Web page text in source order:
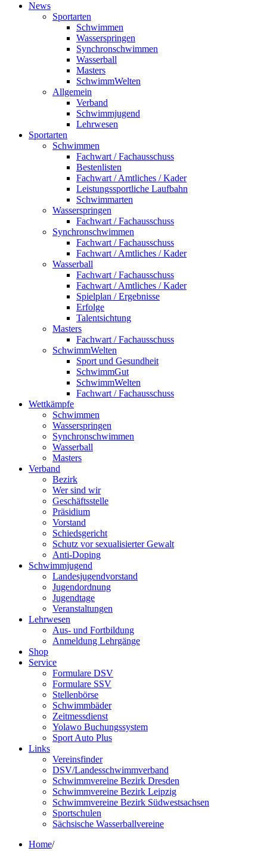
News
Sportarten
Schwimmen
Wasserspringen
Synchronschwimmen
Wasserball
Masters
SchwimmWelten
Allgemein
Verband
Schwimmjugend
Lehrwesen
Sportarten
Schwimmen
Fachwart / Fachausschuss
Bestenlisten
Fachwart / Amtliches / Kader
Leistungssportliche Laufbahn
Schwimmarten
Wasserspringen
Fachwart / Fachausschuss
Synchronschwimmen
Fachwart / Fachausschuss
Fachwart / Amtliches / Kader
Wasserball
Fachwart / Fachausschuss
Fachwart / Amtliches / Kader
Spielplan / Ergebnisse
Erfolge
Talentsichtung
Masters
Fachwart / Fachausschuss
SchwimmWelten
Sport und Gesundheit
SchwimmGut
SchwimmWelten
Fachwart / Fachausschuss
Wettkämpfe
Schwimmen
Wasserspringen
Synchronschwimmen
Wasserball
Masters
Verband
Bezirk
Wer sind wir
Geschäftsstelle
Präsidium
Vorstand
Schiedsgericht
Schutz vor sexualisierter Gewalt
Anti-Doping
Schwimmjugend
Landesjugendvorstand
Jugendordnung
Jugendtage
Veranstaltungen
Lehrwesen
Aus- und Fortbildung
Anmeldung Lehrgänge
Shop
Service
Formulare DSV
Formulare SSV
Stellenbörse
Schwimmbäder
Zeitmessdienst
Yolawo Buchungssystem
Sport Auto Plus
Links
Vereinsfinder
DSV/Landesschwimmverband
Schwimmvereine Bezirk Dresden
Schwimmvereine Bezirk Leipzig
Schwimmvereine Bezirk Südwestsachsen
Sportschulen
Sächsische Wasserballvereine
Home/